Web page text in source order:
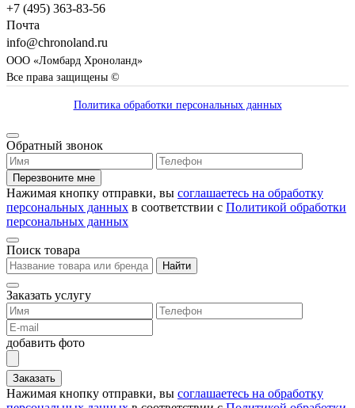
+7 (495) 363-83-56
Почта
info@chronoland.ru
ООО «Ломбард Хроноланд»
Все права защищены ©
Политика обработки персональных данных
Обратный звонок
Перезвоните мне
Нажимая кнопку отправки, вы соглашаетесь на обработку
персональных данных в соответствии с Политикой обработки
персональных данных
Поиск товара
Найти
Заказать услугу
добавить фото
Заказать
Нажимая кнопку отправки, вы соглашаетесь на обработку